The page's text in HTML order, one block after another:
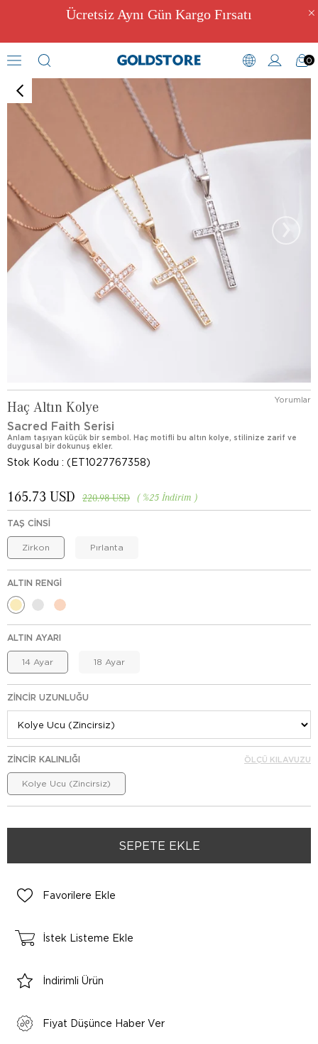
Ücretsiz Aynı Gün Kargo Fırsatı
0
Zirkon Taşlı Kolyeler
Haç Altın Kolye Yorumlar
Sacred Faith Serisi
Anlam taşıyan küçük bir sembol. Haç motifli bu altın kolye, stilinize zarif ve
duygusal bir dokunuş ekler.
Stok Kodu (ET1027767358)
%25 İndirim
220.98 USD
165.73 USD
TAŞ CINSI
Zirkon Pırlanta
ALTIN RENGI
ALTIN AYARI
14 Ayar 18 Ayar
ZINCIR UZUNLUĞU
ZINCIR KALINLIĞI
Kolye Ucu (Zincirsiz)
ÖLÇÜ KILAVUZU
Favorilere Ekle
İstek Listeme Ekle
İndirimli Ürün
Fiyat Düşünce Haber Ver